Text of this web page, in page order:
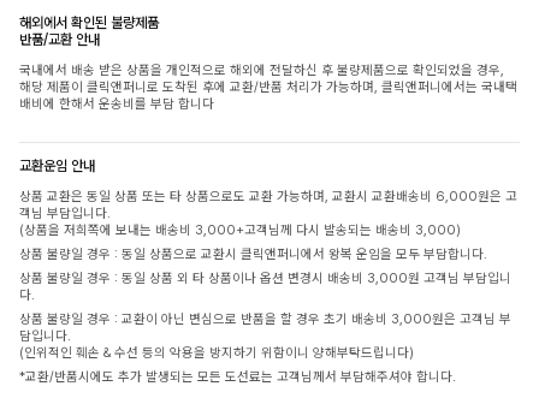
해외에서 확인된 불량제품
반품/교환 안내
국내에서 배송 받은 상품을 개인적으로 해외에 전달하신 후 불량제품으로 확인되었을 경우,
해당 제품이 클릭앤퍼니로 도착된 후에 교환/반품 처리가 가능하며, 클릭앤퍼니에서는 국내택
배비에 한해서 운송비를 부담 합니다
교환운임 안내
상품 교환은 동일 상품 또는 타 상품으로도 교환 가능하며, 교환시 교환배송비 6,000원은 고
객님 부담입니다.
(상품을 저희쪽에 보내는 배송비 3,000+고객님께 다시 발송되는 배송비 3,000)
상품 불량일 경우 : 동일 상품으로 교환시 클릭앤퍼니에서 왕복 운임을 모두 부담합니다.
상품 불량일 경우 : 동일 상품 외 타 상품이나 옵션 변경시 배송비 3,000원 고객님 부담입니
다.
상품 불량일 경우 : 교환이 아닌 변심으로 반품을 할 경우 초기 배송비 3,000원은 고객님 부
담입니다.
(인위적인 훼손 & 수선 등의 악용을 방지하기 위함이니 양해부탁드립니다)
*교환/반품시에도 추가 발생되는 모든 도선료는 고객님께서 부담해주셔야 합니다.